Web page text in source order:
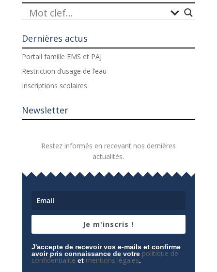
Dernières actus
Portail famille EMS et PAJ
Restriction d’usage de l’eau
Inscriptions scolaires
Newsletter
Restez informés en recevant nos dernières
actualités.
Je m'inscris !
J'accepte de recevoir vos e-mails et confirme
avoir pris connaissance de votre politique de
confidentialité et mentions légales.